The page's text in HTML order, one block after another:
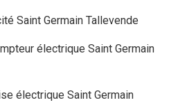
Saint Germain Tallevende
électrique Saint Germain
électrique Saint Germain